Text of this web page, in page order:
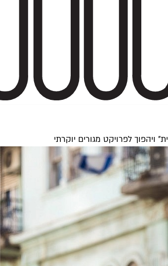
לפרויקט מגורים יוקרתי